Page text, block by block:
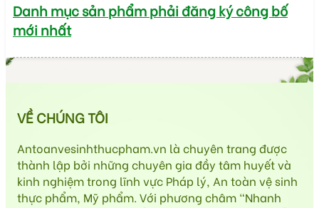
Danh mục sản phẩm phải đăng ký công bố
mới nhất
VỀ CHÚNG TÔI
Antoanvesinhthucpham.vn là chuyên trang được
thành lập bởi những chuyên gia đầy tâm huyết và
kinh nghiệm trong lĩnh vực Pháp lý, An toàn vệ sinh
thực phẩm, Mỹ phẩm. Với phương châm “Nhanh